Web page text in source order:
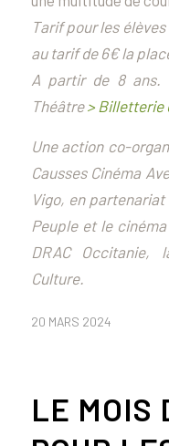
Tarif pour les
au tarif de 6€ la
A partir de 8
Théâtre > Billetterie
Une action co-
Causses Cinéma
Vigo, en
Peuple et le
DRAC Occitanie,
Culture.
20 MARS 2024
LE MOIS